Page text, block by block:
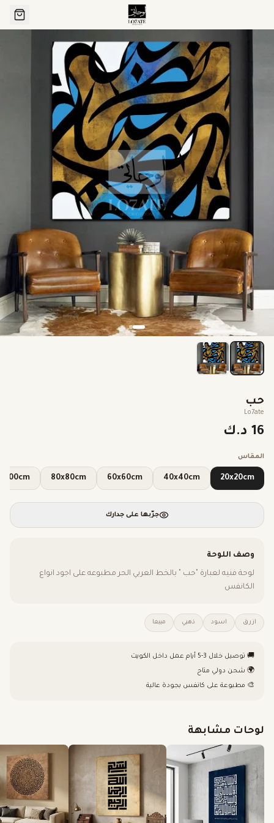
حب
Lo7ate
16 د.ك
المقاس
20x20cm
40x40cm
60x60cm
80x80cm
100x100cm
جرّبها على جدارك
وصف اللوحة
لوحة فنيه لعبارة "حب " بالخط العربي الحر مطبوعه على اجود انواع
الكانفس
ازرق اسود ذهبي مبيعا
🚚 توصيل خلال 3-5 أيام عمل داخل الكويت
🌍 شحن دولي متاح
🎨 مطبوعة على كانفس بجودة عالية
لوحات مشابهة